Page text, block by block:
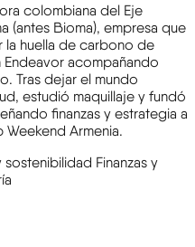
colombiana del Eje
(antes Bioma), empresa que
la huella de carbono de
Endeavor acompañando
Tras dejar el mundo
estudió maquillaje y fundó
finanzas y estrategia a
Armenia.
sostenibilidad Finanzas y